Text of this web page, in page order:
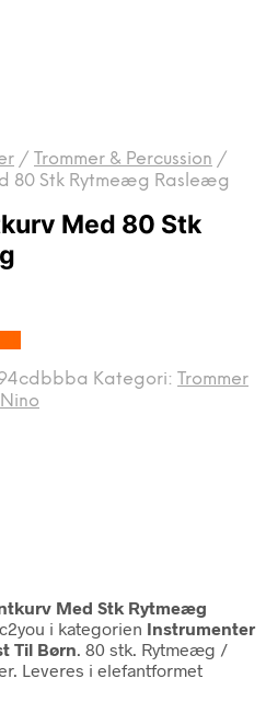
/ Trommer & Percussion /
80 Stk Rytmeæg Rasleæg
Med 80 Stk
Kategori: Trommer
Nino
Med Stk Rytmeæg
i kategorien Instrumenter
Til Børn. 80 stk. Rytmeæg /
Leveres i elefantformet